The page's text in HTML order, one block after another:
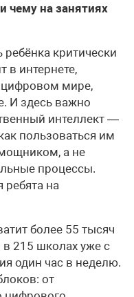
чему на занятиях
критически
в интернете,
цифровом мире,
И здесь важно
интеллект —
пользоваться им
а не
процессы.
ребята на
более 55 тысяч
215 школах уже с
один час в неделю.
от